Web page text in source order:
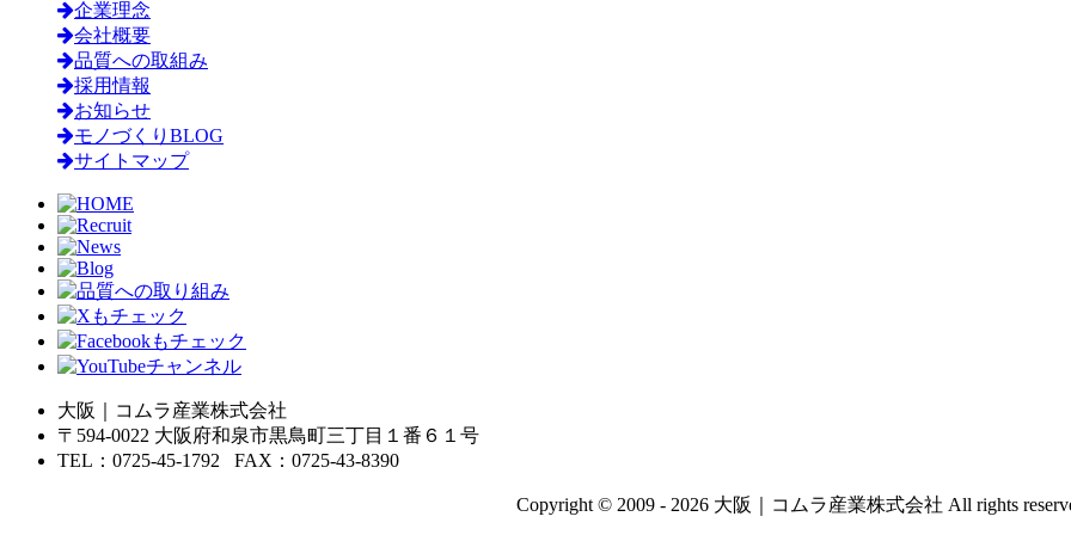
企業理念
会社概要
品質への取組み
採用情報
お知らせ
モノづくりBLOG
サイトマップ
大阪｜コムラ産業株式会社
〒594-0022 大阪府和泉市黒鳥町三丁目１番６１号
TEL：0725-45-1792 FAX：0725-43-8390
Copyright © 2009 - 2026 大阪｜コムラ産業株式会社 All rights